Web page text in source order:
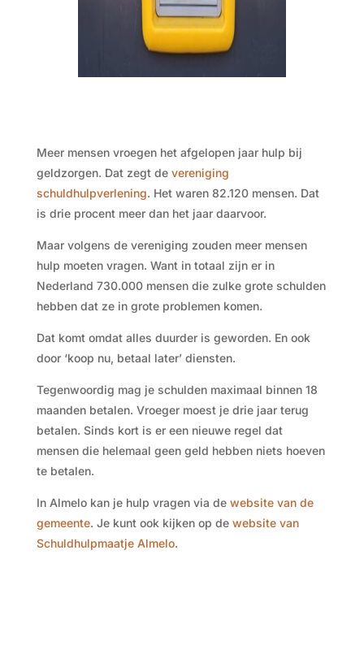
Meer mensen vroegen het afgelopen jaar hulp bij
geldzorgen. Dat zegt de vereniging
schuldhulpverlening. Het waren 82.120 mensen. Dat
is drie procent meer dan het jaar daarvoor.
Maar volgens de vereniging zouden meer mensen
hulp moeten vragen. Want in totaal zijn er in
Nederland 730.000 mensen die zulke grote schulden
hebben dat ze in grote problemen komen.
Dat komt omdat alles duurder is geworden. En ook
door ‘koop nu, betaal later’ diensten.
Tegenwoordig mag je schulden maximaal binnen 18
maanden betalen. Vroeger moest je drie jaar terug
betalen. Sinds kort is er een nieuwe regel dat
mensen die helemaal geen geld hebben niets hoeven
te betalen.
In Almelo kan je hulp vragen via de website van de
gemeente. Je kunt ook kijken op de website van
Schuldhulpmaatje Almelo.